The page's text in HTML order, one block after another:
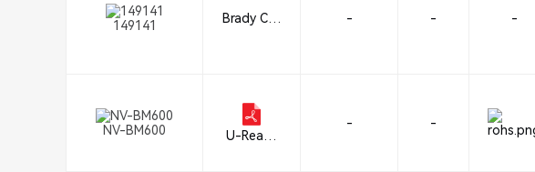
149141
Brady Cor
- - -
NV-BM600
U-Reach
- -